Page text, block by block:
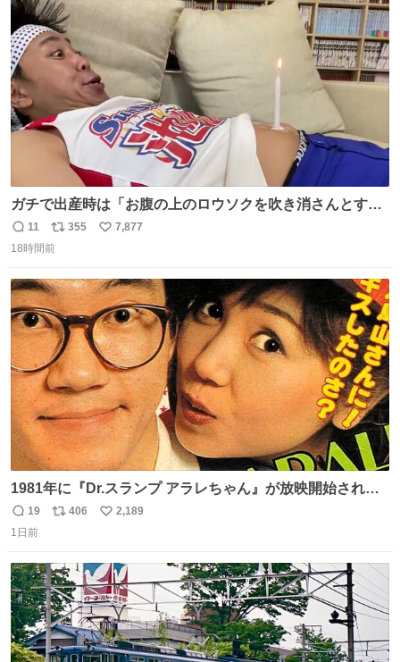
どそれぞれのマグネットを見る度に旅の思い出が鮮明によ
みがえります。
ト
数
数
ガチで出産時は「お腹の上のロウソクを吹き消さんとする
サンシャイン池崎」だったし、お産後の股裂け状態でのト
イレは「とにかく明るい安村の体勢」が1番楽
返
信
11
リ
ポ
ト
数
355
い
数
7,877
18時間前
1981年に『Dr.スランプ アラレちゃん』が放映開始された
直後の鳥山明さんと、小山茉美さんです。
返
信
19
リ
ト
数
406
い
数
2,189
1日前